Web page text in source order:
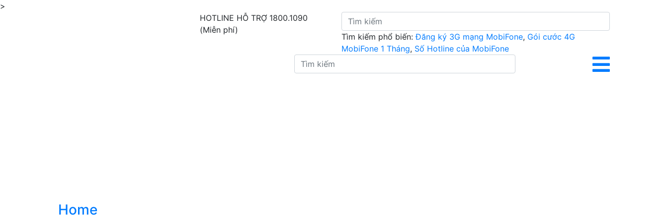
>
HOTLINE HỖ TRỢ 1800.1090
(Miễn phí)
Tìm kiếm phổ biến: Đăng ký 3G mạng MobiFone, Gói cước 4G
MobiFone 1 Tháng, Số Hotline của MobiFone
Home